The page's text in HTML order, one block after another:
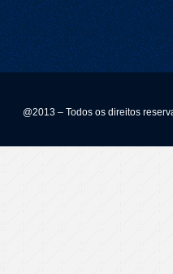
@2013 – Todos os direitos